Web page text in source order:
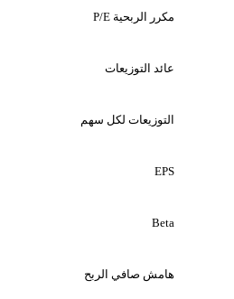
مكرر الربحية P/E
عائد التوزيعات
التوزيعات لكل سهم
EPS
Beta
هامش صافي الربح